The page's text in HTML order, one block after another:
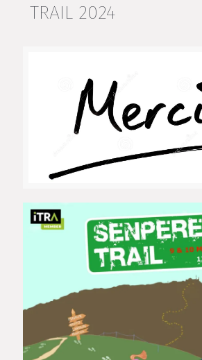
TRAIL 2024